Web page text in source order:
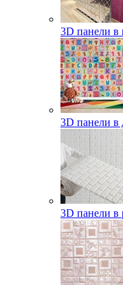
3D панели в
3D панели в
3D панели в